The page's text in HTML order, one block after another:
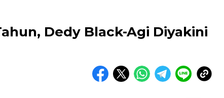
Dedy Black-Agi Diyakini